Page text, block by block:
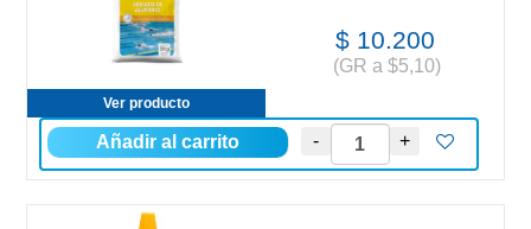
Ver producto
$ 10.200
(GR a $5,10)